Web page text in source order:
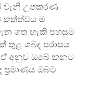
වැනි උපකරණ
තත්ත්වය ම
ගත හැකි පහසුම
තුළ ශබ්ද පරාසය
ඒ අනුව ඔබේ කනට
ප්‍රමාණය ඔබට